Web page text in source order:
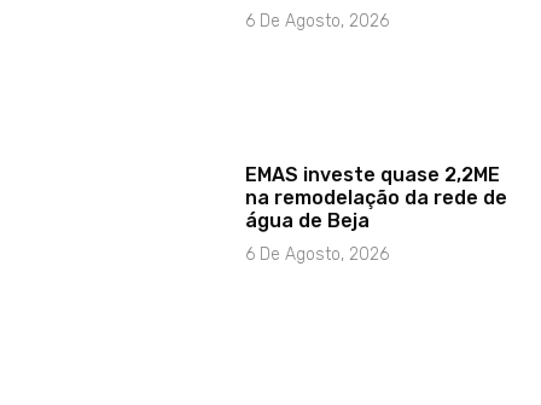
6 De Agosto, 2026
EMAS investe quase 2,2ME
na remodelação da rede de
água de Beja
6 De Agosto, 2026